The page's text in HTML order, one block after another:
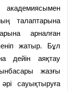
академиясымен
талаптарына
арналған
жатыр. Бұл
дейін аяқтау
жазғы
сауықтыруға